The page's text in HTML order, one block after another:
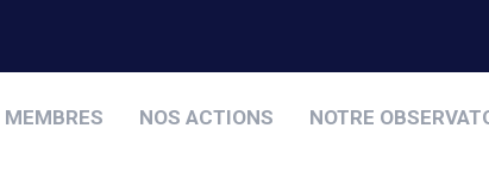
MEMBRES NOS ACTIONS NOTRE